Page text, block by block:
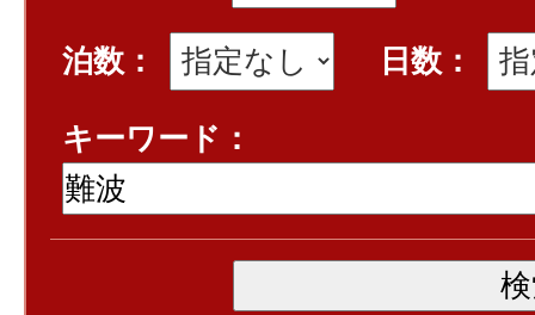
泊数：
日数：
キーワード：